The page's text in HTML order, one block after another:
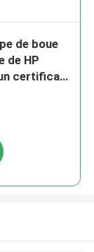
de boue
de HP
certificat